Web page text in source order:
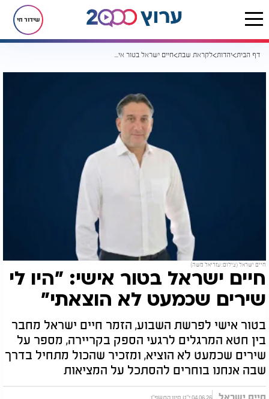
שידור חי
דף הבית יהדות לקראת שבת חיים ישראל בטור אישי: "היו לי שירים שכמעט לא הוצאתי"
חיים ישראל (צילום: עזריאל משה)
חיים ישראל בטור אישי: "היו לי
שירים שכמעט לא הוצאתי"
בטור אישי לפרשת השבוע, הזמר חיים ישראל מחבר
בין חטא המרגלים לרגעי הספק בקריירה, מספר על
שירים שכמעט לא הוציא, ומזכיר שהכול מתחיל בדרך
שבה אנחנו בוחרים להסתכל על המציאות
04.06.26 י"ט סיון התשפ"ו